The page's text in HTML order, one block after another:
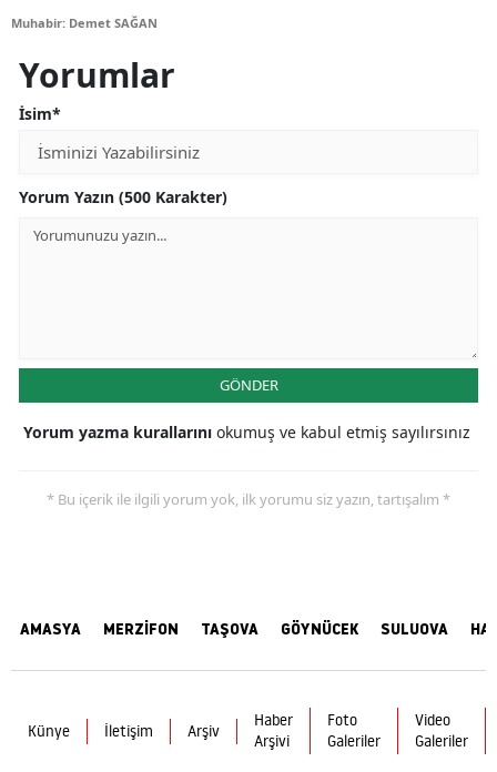
Muhabir: Demet SAĞAN
Yorumlar
İsim*
Yorum Yazın (500 Karakter)
GÖNDER
Yorum yazma kurallarını okumuş ve kabul etmiş sayılırsınız
* Bu içerik ile ilgili yorum yok, ilk yorumu siz yazın, tartışalım *
AMASYA MERZİFON TAŞOVA GÖYNÜCEK SULUOVA
Künye İletişim Arşiv
Haber
Arşivi
Foto
Galeriler
Video
Galeriler